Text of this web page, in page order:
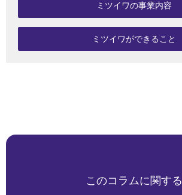
ミツイワの事業内容
ミツイワができること
このコラムに関する